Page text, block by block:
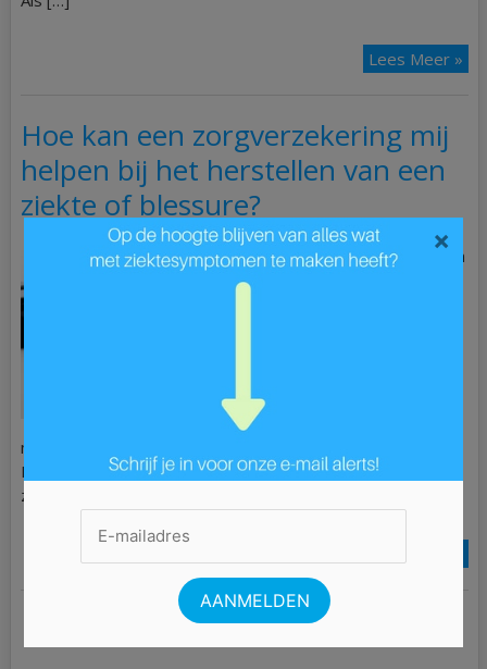
Lees Meer »
Hoe kan een zorgverzekering mij
helpen bij het herstellen van een
ziekte of blessure?
Wanneer je kampt met een
ziekte of blessure wil
met de juiste zorgverzekering een heel eind komen.
Hieronder vertellen we je op welke manier een
zorgverzekering jou in dit proces […]
Revalideren na een nieuwe knie
×